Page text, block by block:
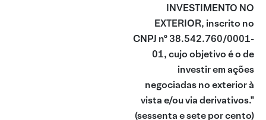
INVESTIMENTO NO
EXTERIOR, inscrito no
CNPJ nº 38.542.760/0001-
01, cujo objetivo é o de
investir em ações
negociadas no exterior à
vista e/ou via derivativos."
(sessenta e sete por cento)